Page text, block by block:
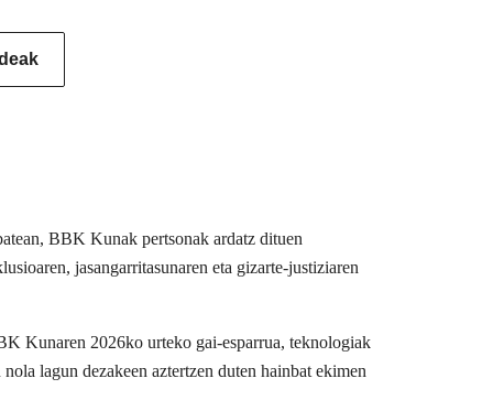
BBK Kunak pertsonak ardatz dituen
jasangarritasunaren eta gizarte-justiziaren
Kunaren 2026ko urteko gai-esparrua, teknologiak
lagun dezakeen aztertzen duten hainbat ekimen